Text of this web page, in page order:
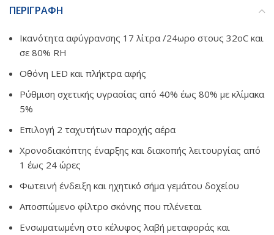
ΠΕΡΙΓΡΑΦΗ
Ικανότητα αφύγρανσης 17 λίτρα /24ωρο στους 32οC και
σε 80% RH
Οθόνη LED και πλήκτρα αφής
Ρύθμιση σχετικής υγρασίας από 40% έως 80% με κλίμακα
5%
Eπιλογή 2 ταχυτήτων παροχής αέρα
Χρονοδιακόπτης έναρξης και διακοπής λειτουργίας από
1 έως 24 ώρες
Φωτεινή ένδειξη και ηχητικό σήμα γεμάτου δοχείου
Αποσπώμενο φίλτρο σκόνης που πλένεται
Ενσωματωμένη στο κέλυφος λαβή μεταφοράς και